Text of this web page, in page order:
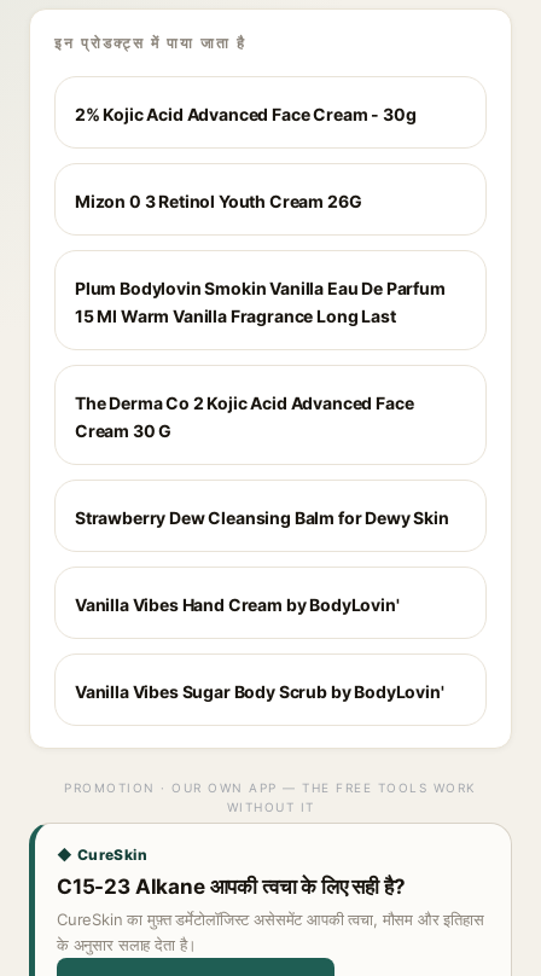
इन प्रोडक्ट्स में पाया जाता है
2% Kojic Acid Advanced Face Cream - 30g
Mizon 0 3 Retinol Youth Cream 26G
Plum Bodylovin Smokin Vanilla Eau De Parfum
15 Ml Warm Vanilla Fragrance Long Last
The Derma Co 2 Kojic Acid Advanced Face
Cream 30 G
Strawberry Dew Cleansing Balm for Dewy Skin
Vanilla Vibes Hand Cream by BodyLovin'
Vanilla Vibes Sugar Body Scrub by BodyLovin'
PROMOTION · OUR OWN APP — THE FREE TOOLS WORK
WITHOUT IT
◆ CureSkin
C15-23 Alkane आपकी त्वचा के लिए सही है?
CureSkin का मुफ़्त डर्मेटोलॉजिस्ट असेसमेंट आपकी त्वचा, मौसम और इतिहास
के अनुसार सलाह देता है।